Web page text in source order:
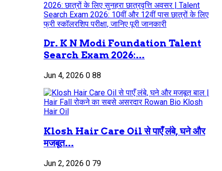
Dr. K N Modi Foundation Talent
Search Exam 2026:...
Jun 4, 2026 0 88
Klosh Hair Care Oil से पाएँ लंबे, घने और
मजबूत...
Jun 2, 2026 0 79